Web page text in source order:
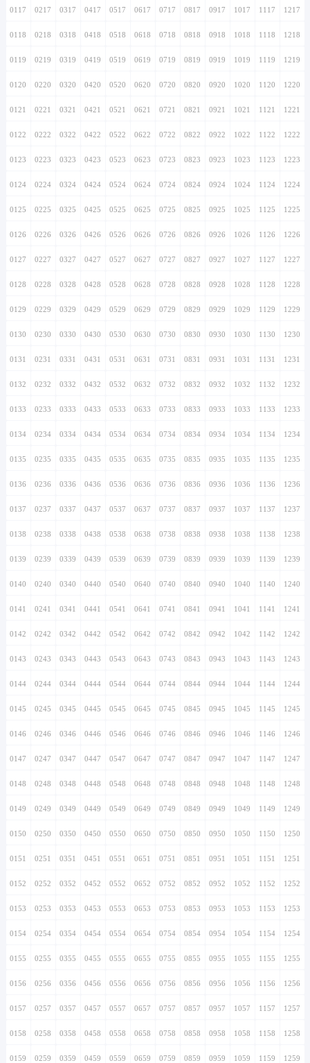
0117 0217 0317 0417 0517 0617 0717 0817 0917 1017 1117 1217
0118 0218 0318 0418 0518 0618 0718 0818 0918 1018 1118 1218
0119 0219 0319 0419 0519 0619 0719 0819 0919 1019 1119 1219
0120 0220 0320 0420 0520 0620 0720 0820 0920 1020 1120 1220
0121 0221 0321 0421 0521 0621 0721 0821 0921 1021 1121 1221
0122 0222 0322 0422 0522 0622 0722 0822 0922 1022 1122 1222
0123 0223 0323 0423 0523 0623 0723 0823 0923 1023 1123 1223
0124 0224 0324 0424 0524 0624 0724 0824 0924 1024 1124 1224
0125 0225 0325 0425 0525 0625 0725 0825 0925 1025 1125 1225
0126 0226 0326 0426 0526 0626 0726 0826 0926 1026 1126 1226
0127 0227 0327 0427 0527 0627 0727 0827 0927 1027 1127 1227
0128 0228 0328 0428 0528 0628 0728 0828 0928 1028 1128 1228
0129 0229 0329 0429 0529 0629 0729 0829 0929 1029 1129 1229
0130 0230 0330 0430 0530 0630 0730 0830 0930 1030 1130 1230
0131 0231 0331 0431 0531 0631 0731 0831 0931 1031 1131 1231
0132 0232 0332 0432 0532 0632 0732 0832 0932 1032 1132 1232
0133 0233 0333 0433 0533 0633 0733 0833 0933 1033 1133 1233
0134 0234 0334 0434 0534 0634 0734 0834 0934 1034 1134 1234
0135 0235 0335 0435 0535 0635 0735 0835 0935 1035 1135 1235
0136 0236 0336 0436 0536 0636 0736 0836 0936 1036 1136 1236
0137 0237 0337 0437 0537 0637 0737 0837 0937 1037 1137 1237
0138 0238 0338 0438 0538 0638 0738 0838 0938 1038 1138 1238
0139 0239 0339 0439 0539 0639 0739 0839 0939 1039 1139 1239
0140 0240 0340 0440 0540 0640 0740 0840 0940 1040 1140 1240
0141 0241 0341 0441 0541 0641 0741 0841 0941 1041 1141 1241
0142 0242 0342 0442 0542 0642 0742 0842 0942 1042 1142 1242
0143 0243 0343 0443 0543 0643 0743 0843 0943 1043 1143 1243
0144 0244 0344 0444 0544 0644 0744 0844 0944 1044 1144 1244
0145 0245 0345 0445 0545 0645 0745 0845 0945 1045 1145 1245
0146 0246 0346 0446 0546 0646 0746 0846 0946 1046 1146 1246
0147 0247 0347 0447 0547 0647 0747 0847 0947 1047 1147 1247
0148 0248 0348 0448 0548 0648 0748 0848 0948 1048 1148 1248
0149 0249 0349 0449 0549 0649 0749 0849 0949 1049 1149 1249
0150 0250 0350 0450 0550 0650 0750 0850 0950 1050 1150 1250
0151 0251 0351 0451 0551 0651 0751 0851 0951 1051 1151 1251
0152 0252 0352 0452 0552 0652 0752 0852 0952 1052 1152 1252
0153 0253 0353 0453 0553 0653 0753 0853 0953 1053 1153 1253
0154 0254 0354 0454 0554 0654 0754 0854 0954 1054 1154 1254
0155 0255 0355 0455 0555 0655 0755 0855 0955 1055 1155 1255
0156 0256 0356 0456 0556 0656 0756 0856 0956 1056 1156 1256
0157 0257 0357 0457 0557 0657 0757 0857 0957 1057 1157 1257
0158 0258 0358 0458 0558 0658 0758 0858 0958 1058 1158 1258
0159 0259 0359 0459 0559 0659 0759 0859 0959 1059 1159 1259